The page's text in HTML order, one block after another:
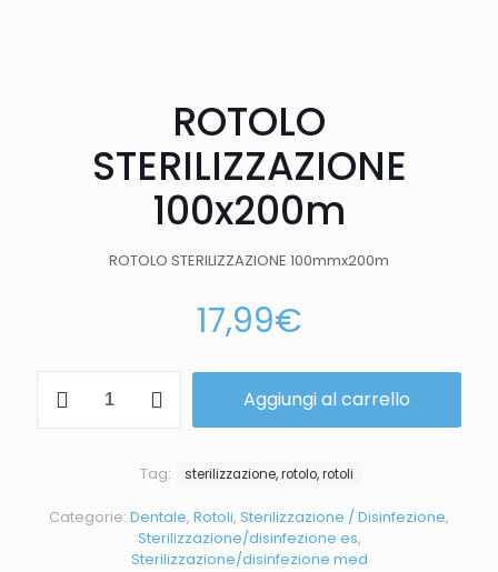
ROTOLO
STERILIZZAZIONE
100x200m
ROTOLO STERILIZZAZIONE 100mmx200m
17,99€
Aggiungi al carrello
Categorie: Dentale, Rotoli, Sterilizzazione / Disinfezione,
Sterilizzazione/disinfezione es,
Sterilizzazione/disinfezione med
Tag: sterilizzazione, rotolo, rotoli